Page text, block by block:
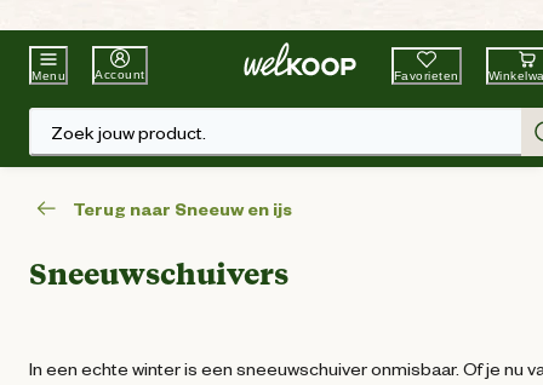
Beste WinkelketenTuin & Dier
Menu Account Favorieten
Zoek jouw product.
Terug naar Sneeuw en ijs
Sneeuwschuivers
In een echte winter is een sneeuwschuiver onmisbaar. Of je nu